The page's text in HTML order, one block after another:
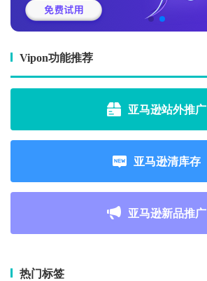
Vipon功能推荐
亚马逊站外推广
亚马逊清库存
亚马逊新品推广
热门标签